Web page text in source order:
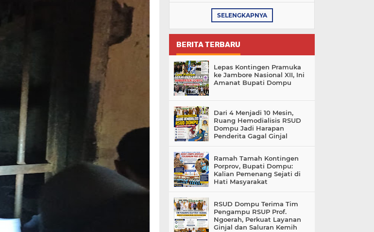
SELENGKAPNYA
BERITA TERBARU
Lepas Kontingen Pramuka
ke Jambore Nasional XII, Ini
Amanat Bupati Dompu
Dari 4 Menjadi 10 Mesin,
Ruang Hemodialisis RSUD
Dompu Jadi Harapan
Penderita Gagal Ginjal
Ramah Tamah Kontingen
Porprov, Bupati Dompu:
Kalian Pemenang Sejati di
Hati Masyarakat
RSUD Dompu Terima Tim
Pengampu RSUP Prof.
Ngoerah, Perkuat Layanan
Ginjal dan Saluran Kemih